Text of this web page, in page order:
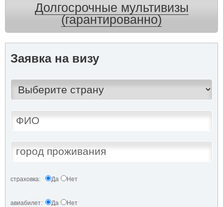
Долгосрочные мультивизы
(гарантированно)
Заявка на визу
страховка: Да Нет
авиабилет: Да Нет